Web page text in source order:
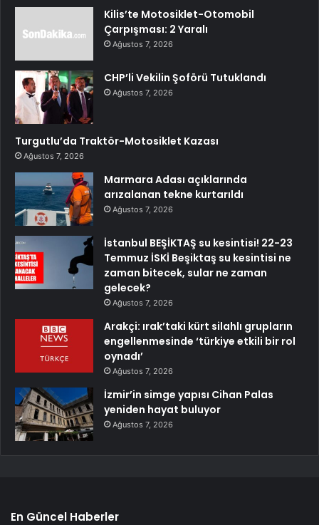
Kilis’te Motosiklet-Otomobil
Çarpışması: 2 Yaralı
Ağustos 7, 2026
CHP’li Vekilin Şoförü Tutuklandı
Ağustos 7, 2026
Turgutlu’da Traktör-Motosiklet Kazası
Ağustos 7, 2026
Marmara Adası açıklarında
arızalanan tekne kurtarıldı
Ağustos 7, 2026
İstanbul BEŞİKTAŞ su kesintisi! 22-23
Temmuz İSKİ Beşiktaş su kesintisi ne
zaman bitecek, sular ne zaman
gelecek?
Ağustos 7, 2026
Arakçi: ırak’taki kürt silahlı grupların
engellenmesinde ‘türkiye etkili bir rol
oynadı’
Ağustos 7, 2026
İzmir’in simge yapısı Cihan Palas
yeniden hayat buluyor
Ağustos 7, 2026
En Güncel Haberler